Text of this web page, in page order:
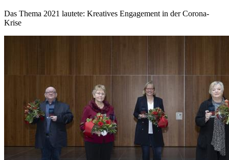
Das Thema 2021 lautete: Kreatives Engagement in der Corona-
Krise